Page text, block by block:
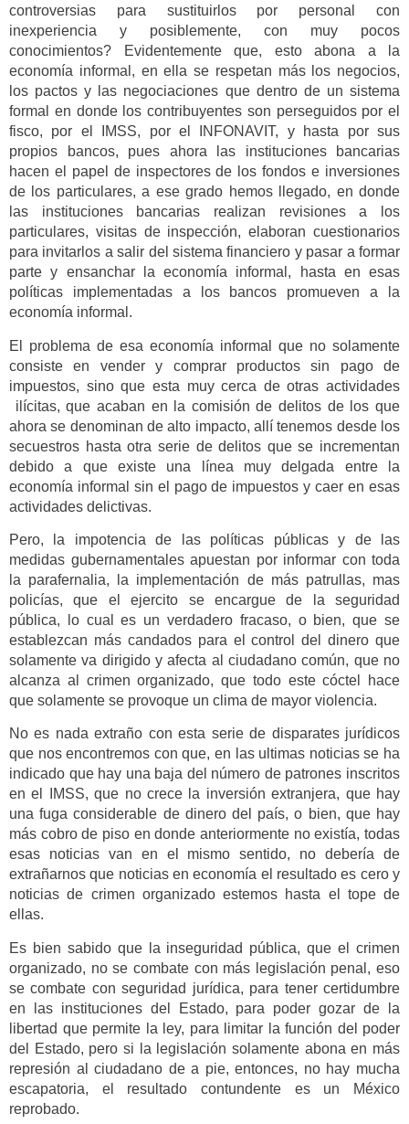
controversias para sustituirlos por personal con
inexperiencia y posiblemente, con muy pocos
conocimientos? Evidentemente que, esto abona a la
economía informal, en ella se respetan más los negocios,
los pactos y las negociaciones que dentro de un sistema
formal en donde los contribuyentes son perseguidos por el
fisco, por el IMSS, por el INFONAVIT, y hasta por sus
propios bancos, pues ahora las instituciones bancarias
hacen el papel de inspectores de los fondos e inversiones
de los particulares, a ese grado hemos llegado, en donde
las instituciones bancarias realizan revisiones a los
particulares, visitas de inspección, elaboran cuestionarios
para invitarlos a salir del sistema financiero y pasar a formar
parte y ensanchar la economía informal, hasta en esas
políticas implementadas a los bancos promueven a la
economía informal.
El problema de esa economía informal que no solamente
consiste en vender y comprar productos sin pago de
impuestos, sino que esta muy cerca de otras actividades
ilícitas, que acaban en la comisión de delitos de los que
ahora se denominan de alto impacto, allí tenemos desde los
secuestros hasta otra serie de delitos que se incrementan
debido a que existe una línea muy delgada entre la
economía informal sin el pago de impuestos y caer en esas
actividades delictivas.
Pero, la impotencia de las políticas públicas y de las
medidas gubernamentales apuestan por informar con toda
la parafernalia, la implementación de más patrullas, mas
policías, que el ejercito se encargue de la seguridad
pública, lo cual es un verdadero fracaso, o bien, que se
establezcan más candados para el control del dinero que
solamente va dirigido y afecta al ciudadano común, que no
alcanza al crimen organizado, que todo este cóctel hace
que solamente se provoque un clima de mayor violencia.
No es nada extraño con esta serie de disparates jurídicos
que nos encontremos con que, en las ultimas noticias se ha
indicado que hay una baja del número de patrones inscritos
en el IMSS, que no crece la inversión extranjera, que hay
una fuga considerable de dinero del país, o bien, que hay
más cobro de piso en donde anteriormente no existía, todas
esas noticias van en el mismo sentido, no debería de
extrañarnos que noticias en economía el resultado es cero y
noticias de crimen organizado estemos hasta el tope de
ellas.
Es bien sabido que la inseguridad pública, que el crimen
organizado, no se combate con más legislación penal, eso
se combate con seguridad jurídica, para tener certidumbre
en las instituciones del Estado, para poder gozar de la
libertad que permite la ley, para limitar la función del poder
del Estado, pero si la legislación solamente abona en más
represión al ciudadano de a pie, entonces, no hay mucha
escapatoria, el resultado contundente es un México
reprobado.